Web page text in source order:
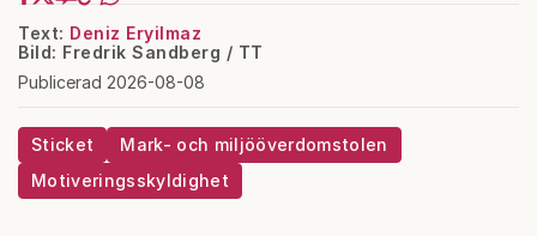
Text: Deniz Eryilmaz
Bild: Fredrik Sandberg / TT
Publicerad 2026-08-08
Sticket
Mark- och miljööverdomstolen
Motiveringsskyldighet